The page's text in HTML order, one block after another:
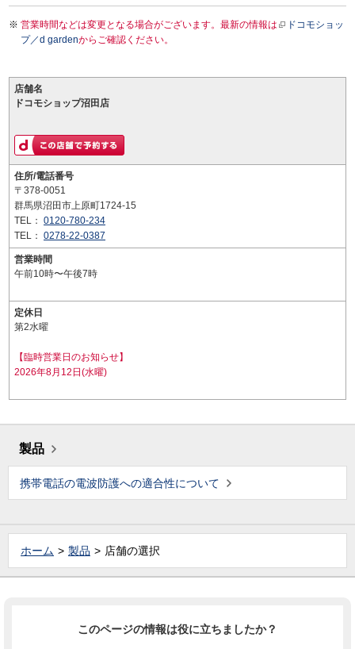
営業時間などは変更となる場合がございます。最新の情報は
ドコモショッ
プ／d gardenからご確認ください。
店舗名
ドコモショップ沼田店
住所/電話番号
〒378-0051
群馬県沼田市上原町1724-15
TEL： 0120-780-234
TEL： 0278-22-0387
営業時間
午前10時〜午後7時
定休日
第2水曜
【臨時営業日のお知らせ】
2026年8月12日(水曜)
製品
携帯電話の電波防護への適合性について
ホーム 製品 店舗の選択
このページの情報は役に立ちましたか？